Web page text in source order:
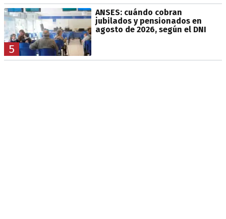
5
ANSES: cuándo cobran
jubilados y pensionados en
agosto de 2026, según el DNI